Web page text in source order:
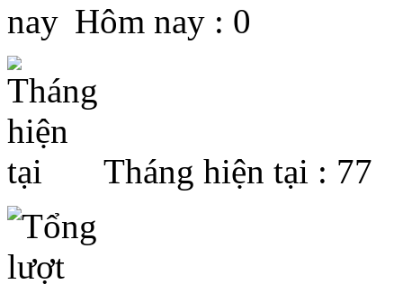
Hôm nay : 0
Tháng hiện tại : 77